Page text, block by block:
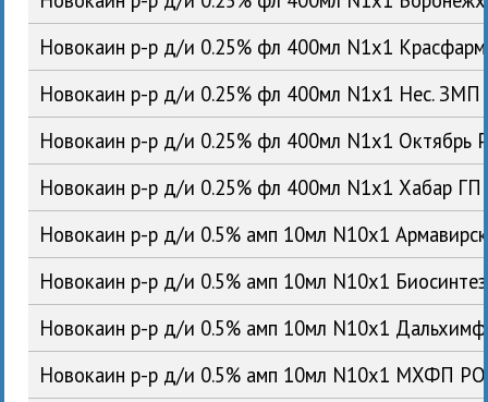
Новокаин р-р д/и 0.25% фл 400мл N1x1
Новокаин р-р д/и 0.25% фл 400мл N1x1 Нес.
Новокаин р-р д/и 0.25% фл 400мл N1x1 Октябрь
Новокаин р-р д/и 0.25% фл 400мл N1x1 Хабар
Новокаин р-р д/и 0.5% амп 10мл N10x1
Новокаин р-р д/и 0.5% амп 10мл N10x1
Новокаин р-р д/и 0.5% амп 10мл N10x1
Новокаин р-р д/и 0.5% амп 10мл N10x1 МХФП